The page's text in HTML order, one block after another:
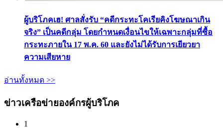
ผู้บริโภคเฮ! ศาลสั่งรับ “คดีกระทะโคเรียคิงโฆษณาเกิน
จริง” เป็นคดีกลุ่ม โดยกำหนดเงื่อนไขให้เฉพาะกลุ่มที่ซื้อ
กระทะภายใน 17 พ.ค. 60 และยังไม่ได้รับการเยียวยา
ความเสียหาย
อ่านทั้งหมด >>
ข่าวเครือข่ายองค์กรผู้บริโภค
1